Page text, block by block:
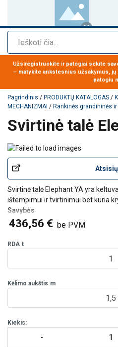
Paieška
Produktas buvo pridėtas prie jūsų
Užsiregistruokite ir patogiai sekite
– matykite ankstesnius užsakymus,
patogiu
Pagrindinis / PRODUKTŲ KATALOGAS /
MECHANIZMAI / Rankinės grandininės
Svirtinė talė
Svirtinė talė Elephant YA yra
ištempimui ir tvirtinimui bet kuria
Savybės
10 klasės cinkuota kėlimo
tempiamuoju stiprumu (EN
436,56 € be PVM
RDA t
1
Kėlimo aukštis m
1,5
Kiekis: